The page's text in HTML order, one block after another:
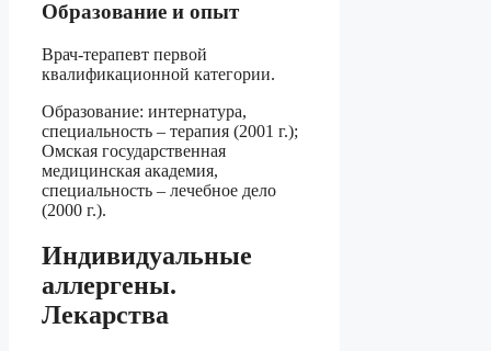
Образование и опыт
Врач-терапевт первой
квалификационной категории.
Образование: интернатура,
специальность – терапия (2001 г.);
Омская государственная
медицинская академия,
специальность – лечебное дело
(2000 г.).
Индивидуальные
аллергены.
Лекарства